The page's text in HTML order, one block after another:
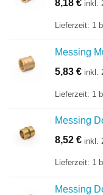
8,18 € inkl.
Lieferzeit: 1
Messing
5,83 € inkl.
Lieferzeit: 1
Messing
8,52 € inkl.
Lieferzeit: 1
Messing